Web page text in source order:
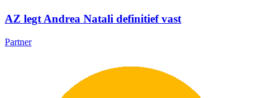
AZ legt Andrea Natali definitief vast
Partner